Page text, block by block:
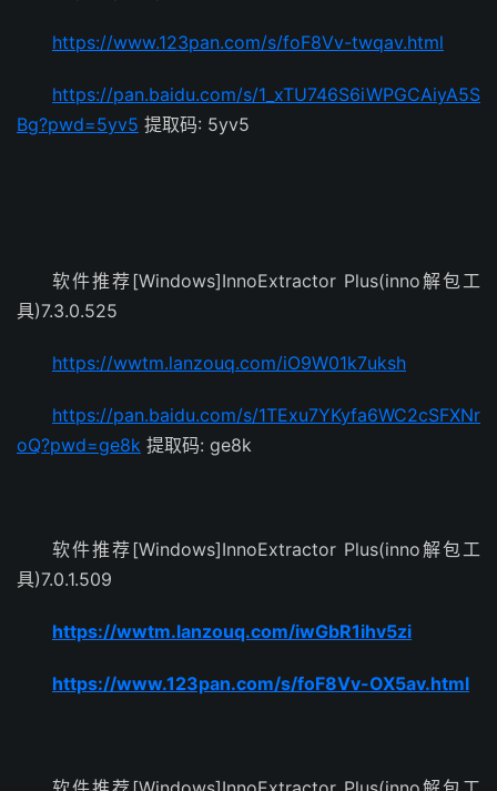
https://www.123pan.com/s/foF8Vv-twqav.html
https://pan.baidu.com/s/1_xTU746S6iWPGCAiyA5S
Bg?pwd=5yv5 提取码: 5yv5
软件推荐[Windows]InnoExtractor Plus(inno解包工
具)7.3.0.525
https://wwtm.lanzouq.com/iO9W01k7uksh
https://pan.baidu.com/s/1TExu7YKyfa6WC2cSFXNr
oQ?pwd=ge8k 提取码: ge8k
软件推荐[Windows]InnoExtractor Plus(inno解包工
具)7.0.1.509
https://wwtm.lanzouq.com/iwGbR1ihv5zi
https://www.123pan.com/s/foF8Vv-OX5av.html